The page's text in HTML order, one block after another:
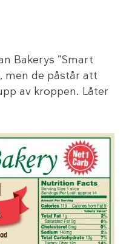
Bakerys ”Smart
men de påstår att
av kroppen. Låter